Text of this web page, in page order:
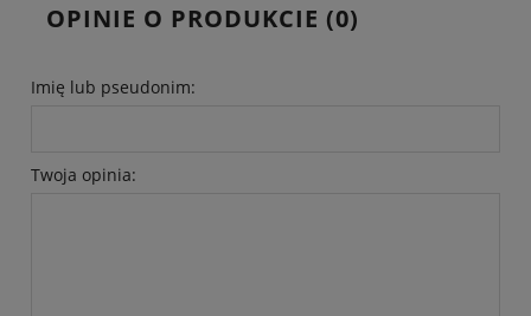
OPINIE O PRODUKCIE (0)
Imię lub pseudonim:
Twoja opinia: